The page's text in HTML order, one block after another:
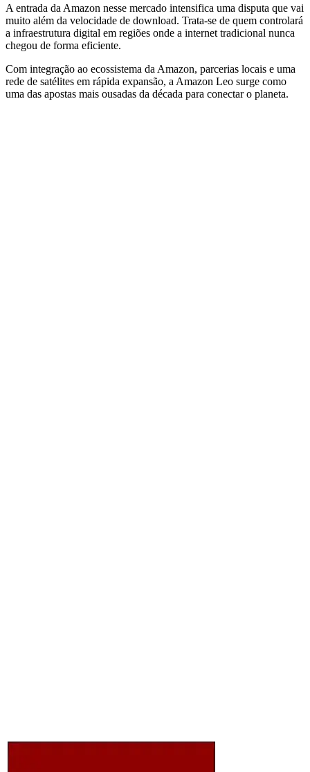
A entrada da Amazon nesse mercado intensifica uma disputa que vai
muito além da velocidade de download. Trata-se de quem controlará
a infraestrutura digital em regiões onde a internet tradicional nunca
chegou de forma eficiente.
Com integração ao ecossistema da Amazon, parcerias locais e uma
rede de satélites em rápida expansão, a Amazon Leo surge como
uma das apostas mais ousadas da década para conectar o planeta.